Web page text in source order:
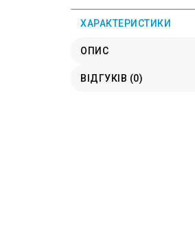
ХАРАКТЕРИСТИКИ
ОПИС
ВІДГУКІВ (0)